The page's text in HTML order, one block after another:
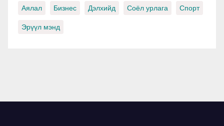
Аялал Бизнес Дэлхийд Соёл урлага Спорт
Эрүүл мэнд